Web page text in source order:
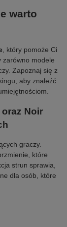
warto
, który pomoże Ci
zarówno modele
Zapoznaj się z
aby znaleźć
oraz Noir
graczy.
które
strun sprawia,
dla osób, które